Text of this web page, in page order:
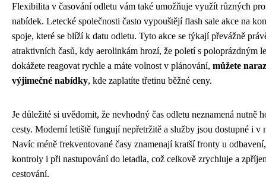
Flexibilita v časování odletu vám také umožňuje využít různých
nabídek. Letecké společnosti často vypouštějí flash sale akce na
spoje, které se blíží k datu odletu. Tyto akce se týkají převážně
atraktivních časů, kdy aerolinkám hrozí, že poletí s poloprázdným
dokážete reagovat rychle a máte volnost v plánování, můžete
výjimečné nabídky, kde zaplatíte třetinu běžné ceny.
Je důležité si uvědomit, že nevhodný čas odletu neznamená nutně
cesty. Moderní letiště fungují nepřetržitě a služby jsou dostupné i v
Navíc méně frekventované časy znamenají kratší fronty u
kontroly i při nastupování do letadla, což celkově zrychluje a
cestování.